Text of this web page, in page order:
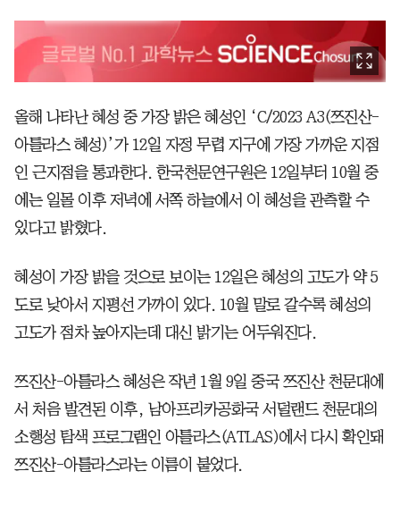
올해 나타난 혜성 중 가장 밝은 혜성인 ‘C/2023 A3(쯔진산-
아틀라스 혜성)’가 12일 자정 무렵 지구에 가장 가까운 지점
인 근지점을 통과한다. 한국천문연구원은 12일부터 10월 중
에는 일몰 이후 저녁에 서쪽 하늘에서 이 혜성을 관측할 수
있다고 밝혔다.
혜성이 가장 밝을 것으로 보이는 12일은 혜성의 고도가 약 5
도로 낮아서 지평선 가까이 있다. 10월 말로 갈수록 혜성의
고도가 점차 높아지는데 대신 밝기는 어두워진다.
쯔진산-아틀라스 혜성은 작년 1월 9일 중국 쯔진산 천문대에
서 처음 발견된 이후, 남아프리카공화국 서덜랜드 천문대의
소행성 탐색 프로그램인 아틀라스(ATLAS)에서 다시 확인돼
쯔진산-아틀라스라는 이름이 붙었다.